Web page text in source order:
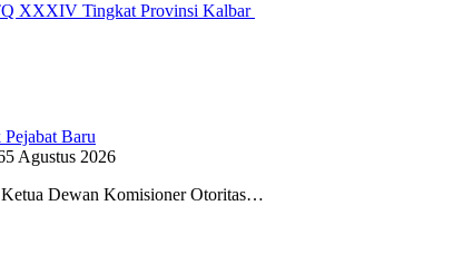
XXXIV Tingkat Provinsi Kalbar
Baru
5 Agustus 2026
Dewan Komisioner Otoritas…